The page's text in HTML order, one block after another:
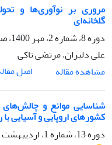
مروری بر نوآوری‌ها و
گلخانه‌ای
دوره 8، شماره 2، مهر 1400، صفحه
علی دلیران، مرتضی تاکی
مشاهده مقاله
اصل
شناسایی موانع و
کشورهای اروپایی و آسیایی
دوره 13، شماره 1، اردیبهشت 1405، صفحه